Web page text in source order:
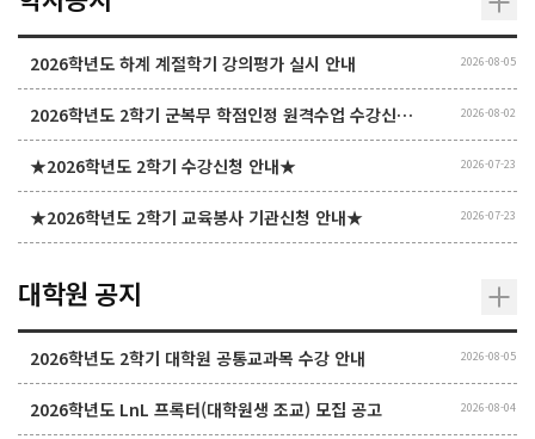
2026학년도 하계 계절학기 강의평가 실시 안내 2026-08-05
2026학년도 2학기 군복무 학점인정 원격수업 수강신청 안내 2026-08-02
★2026학년도 2학기 수강신청 안내★ 2026-07-23
★2026학년도 2학기 교육봉사 기관신청 안내★ 2026-07-23
대학원 공지
2026학년도 2학기 대학원 공통교과목 수강 안내 2026-08-05
2026학년도 LnL 프록터(대학원생 조교) 모집 공고 2026-08-04